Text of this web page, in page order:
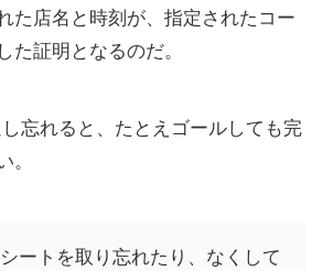
た店名と時刻が、指定されたコー
た証明となるのだ。
忘れると、たとえゴールしても完
。
ートを取り忘れたり、なくして